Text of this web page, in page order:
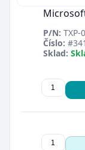
P/N: TXP-
Číslo:
Sklad: